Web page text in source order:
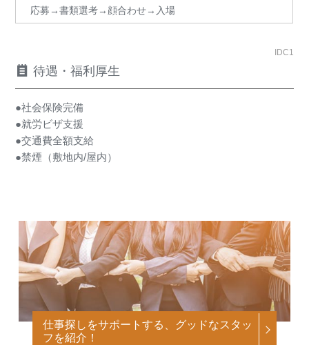
応募→書類選考→顔合わせ→入場
IDC1
待遇・福利厚生
●社会保険完備
●就労ビザ支援
●交通費全額支給
●禁煙（敷地内/屋内）
仕事探しをサポートする、グッドなスタッ
フを紹介！